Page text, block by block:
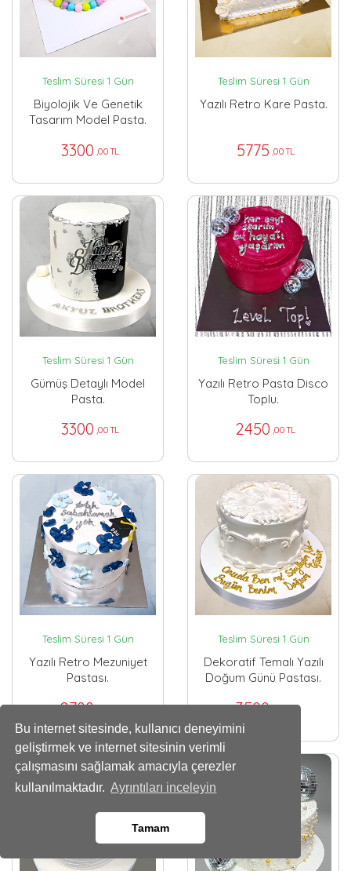
Bu internet sitesinde, kullanıcı deneyimini
geliştirmek ve internet sitesinin verimli
çalışmasını sağlamak amacıyla çerezler
kullanılmaktadır. Ayrıntıları inceleyin
Tamam
Teslim Süresi 1 Gün
Biyolojik Ve Genetik
Tasarım Model Pasta.
3300 ,00 TL
Teslim Süresi 1 Gün
Yazılı Retro Kare Pasta.
5775 ,00 TL
Teslim Süresi 1 Gün
Gümüş Detaylı Model
Pasta.
3300 ,00 TL
Teslim Süresi 1 Gün
Yazılı Retro Pasta Disco
Toplu.
2450 ,00 TL
Teslim Süresi 1 Gün
Yazılı Retro Mezuniyet
Pastası.
2700 ,00 TL
Teslim Süresi 1 Gün
Dekoratif Temalı Yazılı
Doğum Günü Pastası.
3500 ,00 TL